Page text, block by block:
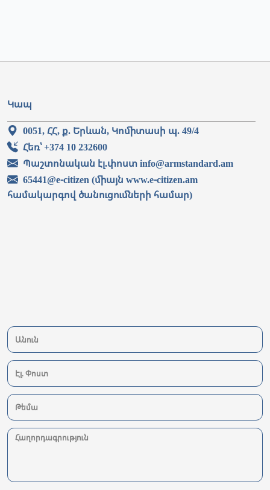
Կապ
0051, ՀՀ, ք. Երևան, Կոմիտասի պ. 49/4
Հեռ՝ +374 10 232600
Պաշտոնական էլ.փոստ info@armstandard.am
65441@e-citizen (միայն www.e-citizen.am
համակարգով ծանուցումների համար)